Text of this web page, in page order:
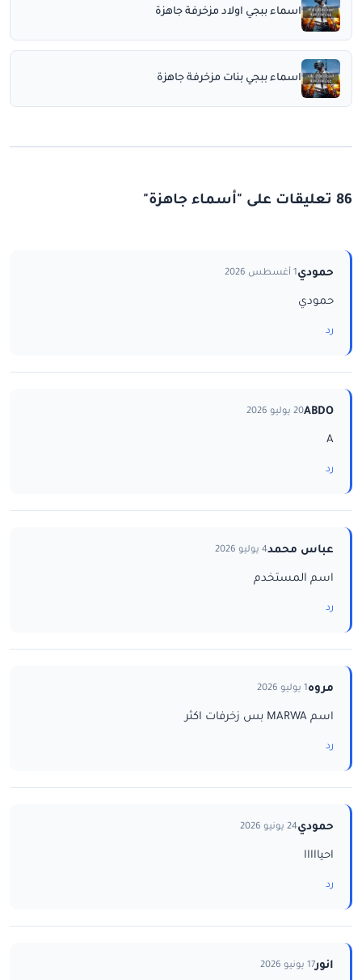
اسماء ببجي اولاد مزخرفة جاهزة
اسماء ببجي بنات مزخرفة جاهزة
86 تعليقات على "أسماء جاهزة"
حمودي1 أغسطس 2026
حمودي
رد
ABDO20 يوليو 2026
A
رد
عباس محمد4 يوليو 2026
اسم المستخدم
رد
مروه1 يوليو 2026
اسم MARWA بس زخرفات اكثر
رد
حمودي24 يونيو 2026
احيااااا
رد
انور17 يونيو 2026